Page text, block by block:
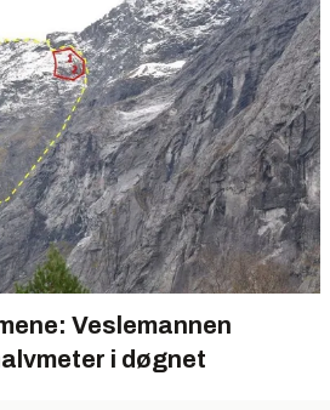
Veslemannen
i døgnet